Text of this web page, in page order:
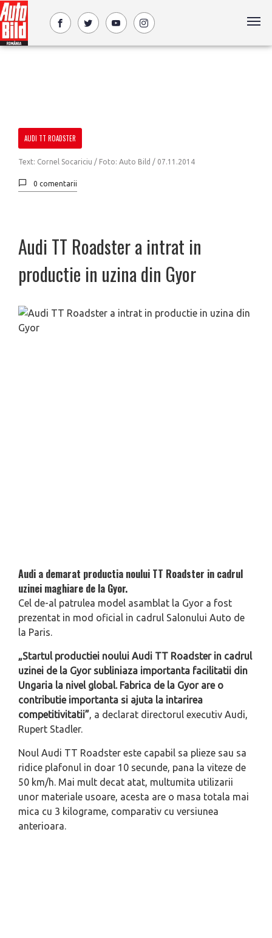
AUDI TT ROADSTER
Text: Cornel Socariciu / Foto: Auto Bild / 07.11.2014
0 comentarii
Audi TT Roadster a intrat in
productie in uzina din Gyor
Audi a demarat productia noului TT Roadster in cadrul
uzinei maghiare de la Gyor.
Cel de-al patrulea model asamblat la Gyor a fost
prezentat in mod oficial in cadrul Salonului Auto de
la Paris.
„Startul productiei noului Audi TT Roadster in cadrul
uzinei de la Gyor subliniaza importanta facilitatii din
Ungaria la nivel global. Fabrica de la Gyor are o
contributie importanta si ajuta la intarirea
competitivitatii”, a declarat directorul executiv Audi,
Rupert Stadler.
Noul Audi TT Roadster este capabil sa plieze sau sa
ridice plafonul in doar 10 secunde, pana la viteze de
50 km/h. Mai mult decat atat, multumita utilizarii
unor materiale usoare, acesta are o masa totala mai
mica cu 3 kilograme, comparativ cu versiunea
anterioara.